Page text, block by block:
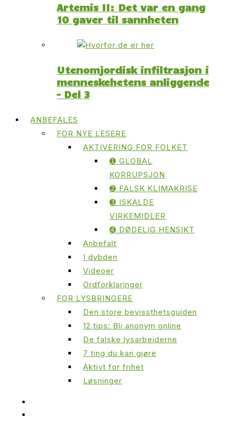
Artemis II: Det var en gang
10 gaver til sannheten
Utenomjordisk infiltrasjon i
menneskehetens anliggende
– Del 3
ANBEFALES
FOR NYE LESERE
AKTIVERING FOR FOLKET
➊ GLOBAL
KORRUPSJON
➋ FALSK KLIMAKRISE
➌ ISKALDE
VIRKEMIDLER
➍ DØDELIG HENSIKT
Anbefalt
I dybden
Videoer
Ordforklaringer
FOR LYSBRINGERE
Den store bevissthetsguiden
12 tips: Bli anonym online
De falske lysarbeiderne
7 ting du kan gjøre
Aktivt for frihet
Løsninger